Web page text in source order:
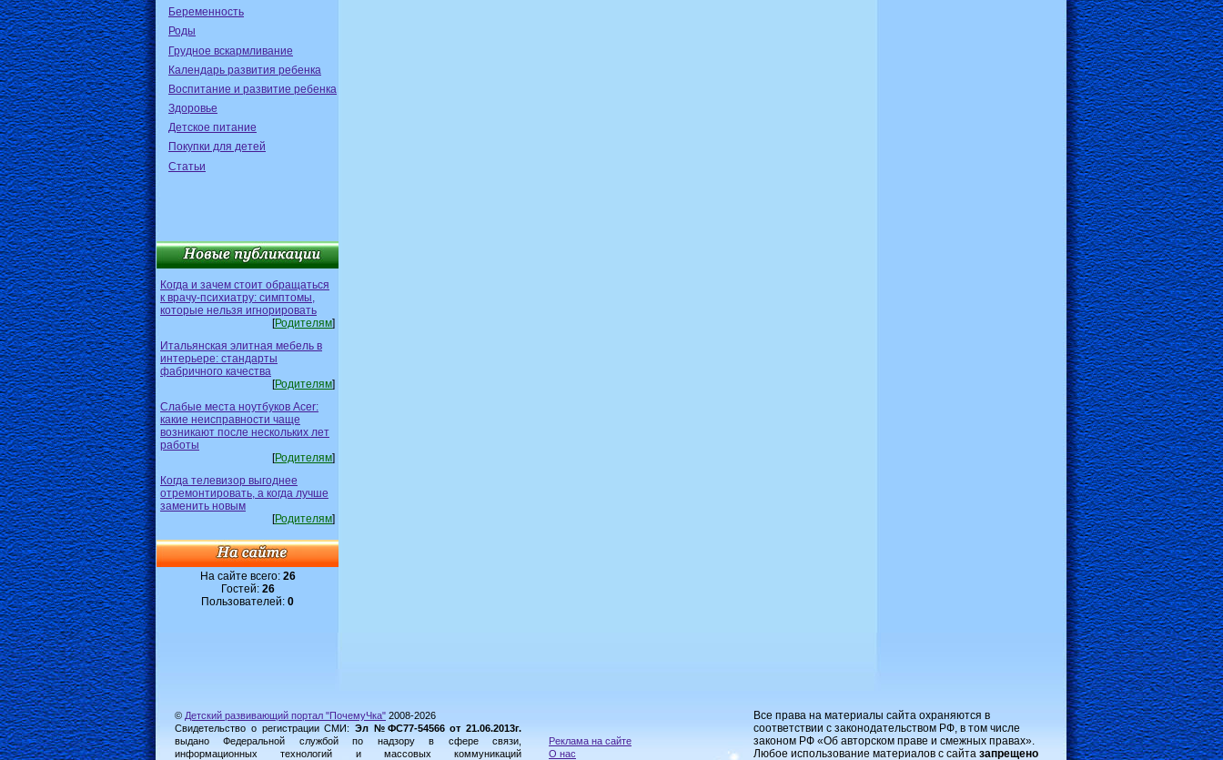
Беременность
Роды
Грудное вскармливание
Календарь развития ребенка
Воспитание и развитие ребенка
Здоровье
Детское питание
Покупки для детей
Статьи
Когда и зачем стоит обращаться
к врачу-психиатру: симптомы,
которые нельзя игнорировать
[Родителям]
Итальянская элитная мебель в
интерьере: стандарты
фабричного качества
[Родителям]
Слабые места ноутбуков Acer:
какие неисправности чаще
возникают после нескольких лет
работы
[Родителям]
Когда телевизор выгоднее
отремонтировать, а когда лучше
заменить новым
[Родителям]
На сайте всего: 26
Гостей: 26
Пользователей: 0
© Детский развивающий портал "ПочемуЧка" 2008-2026
Свидетельство о регистрации СМИ: Эл №ФС77-54566 от 21.06.2013г.
выдано Федеральной службой по надзору в сфере связи,
информационных технологий и массовых коммуникаций
Реклама на сайте
О нас
Все права на материалы сайта охраняются в
соответствии с законодательством РФ, в том числе
законом РФ «Об авторском праве и смежных правах».
Любое использование материалов с сайта запрещено